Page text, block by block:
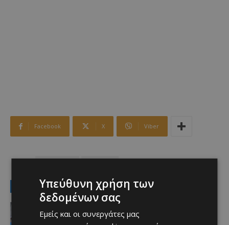
Facebook X Viber
LATEST NEWS
Iσοπαλία 2-2 με την Κηφισιά – ΔΕΙΤΕ
Υπεύθυνη χρήση των
δεδομένων σας
Εμείς και οι συνεργάτες μας